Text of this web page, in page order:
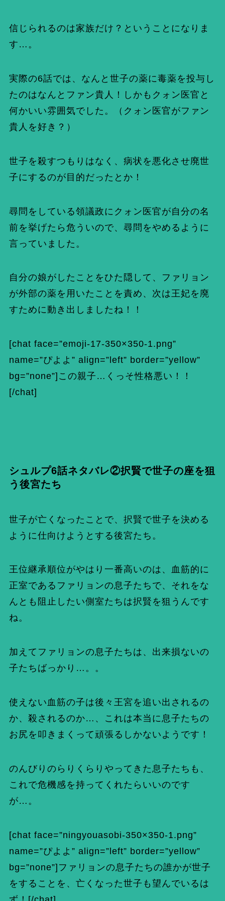
信じられるのは家族だけ？ということになりま
す…。
実際の6話では、なんと世子の薬に毒薬を投与し
たのはなんとファン貴人！しかもクォン医官と
何かいい雰囲気でした。（クォン医官がファン
貴人を好き？）
世子を殺すつもりはなく、病状を悪化させ廃世
子にするのが目的だったとか！
尋問をしている領議政にクォン医官が自分の名
前を挙げたら危ういので、尋問をやめるように
言っていました。
自分の娘がしたことをひた隠して、ファリョン
が外部の薬を用いたことを責め、次は王妃を廃
すために動き出しましたね！！
[chat face=”emoji-17-350×350-1.png”
name=”ぴよよ” align=”left” border=”yellow”
bg=”none”]この親子…くっそ性格悪い！！
[/chat]
シュルプ6話ネタバレ②択賢で世子の座を狙
う後宮たち
世子が亡くなったことで、択賢で世子を決める
ように仕向けようとする後宮たち。
王位継承順位がやはり一番高いのは、血筋的に
正室であるファリョンの息子たちで、それをな
んとも阻止したい側室たちは択賢を狙うんです
ね。
加えてファリョンの息子たちは、出来損ないの
子たちばっかり…。。
使えない血筋の子は後々王宮を追い出されるの
か、殺されるのか…、これは本当に息子たちの
お尻を叩きまくって頑張るしかないようです！
のんびりのらりくらりやってきた息子たちも、
これで危機感を持ってくれたらいいのです
が…。
[chat face=”ningyouasobi-350×350-1.png”
name=”ぴよよ” align=”left” border=”yellow”
bg=”none”]ファリョンの息子たちの誰かが世子
をすることを、亡くなった世子も望んでいるは